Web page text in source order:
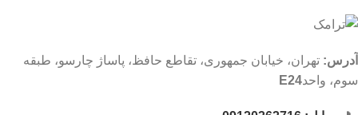
آدرس: تهران، خیابان جمهوری، تقاطع حافظ، پاساژ چارسو، طبقه
سوم، واحدE24